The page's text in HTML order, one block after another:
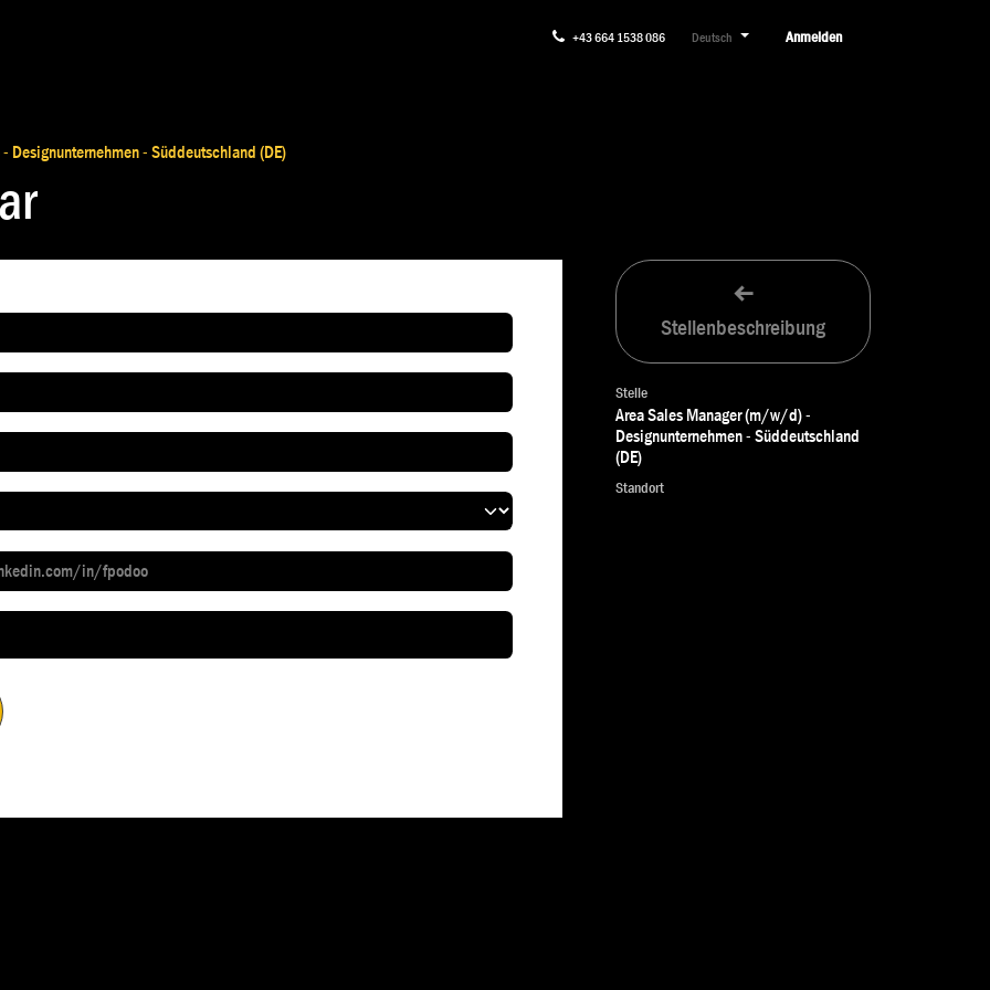
+43 664 1538 086 Deutsch Anmelden
- Süddeutschland (DE)
Stellenbeschreibung
Stelle
Area Sales Manager (m/w/d) -
Designunternehmen - Süddeutschland
(DE)
Standort